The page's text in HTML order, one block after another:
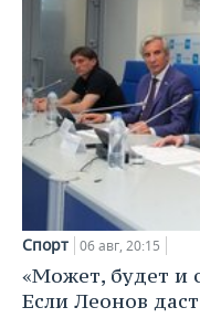
Спорт 06 авг, 20:15
«Может, будет и
Если Леонов